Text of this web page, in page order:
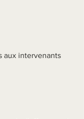
aux intervenants